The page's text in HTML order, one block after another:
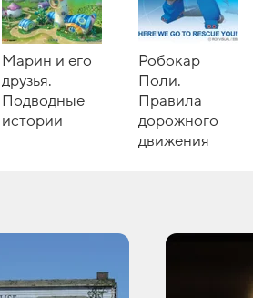
Марин и его
друзья.
Подводные
истории
Робокар
Поли.
Правила
дорожного
движения